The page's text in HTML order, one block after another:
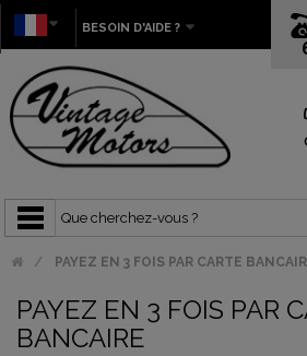
BESOIN D'AIDE ?
PAYEZ EN 3 FOIS PAR CARTE
PAYEZ EN 3 FOIS PAR
BANCAIRE